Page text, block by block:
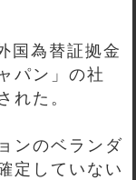
国為替証拠金
パン」の社
れた。
ンのベランダ
定していない